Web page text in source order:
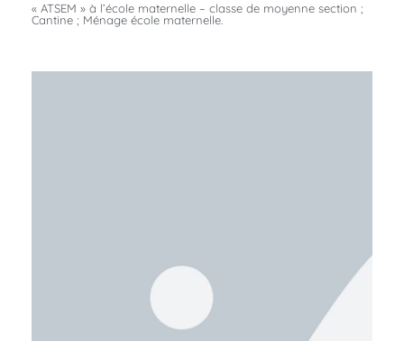
« ATSEM » à l’école maternelle – classe de moyenne section ;
Cantine ; Ménage école maternelle.